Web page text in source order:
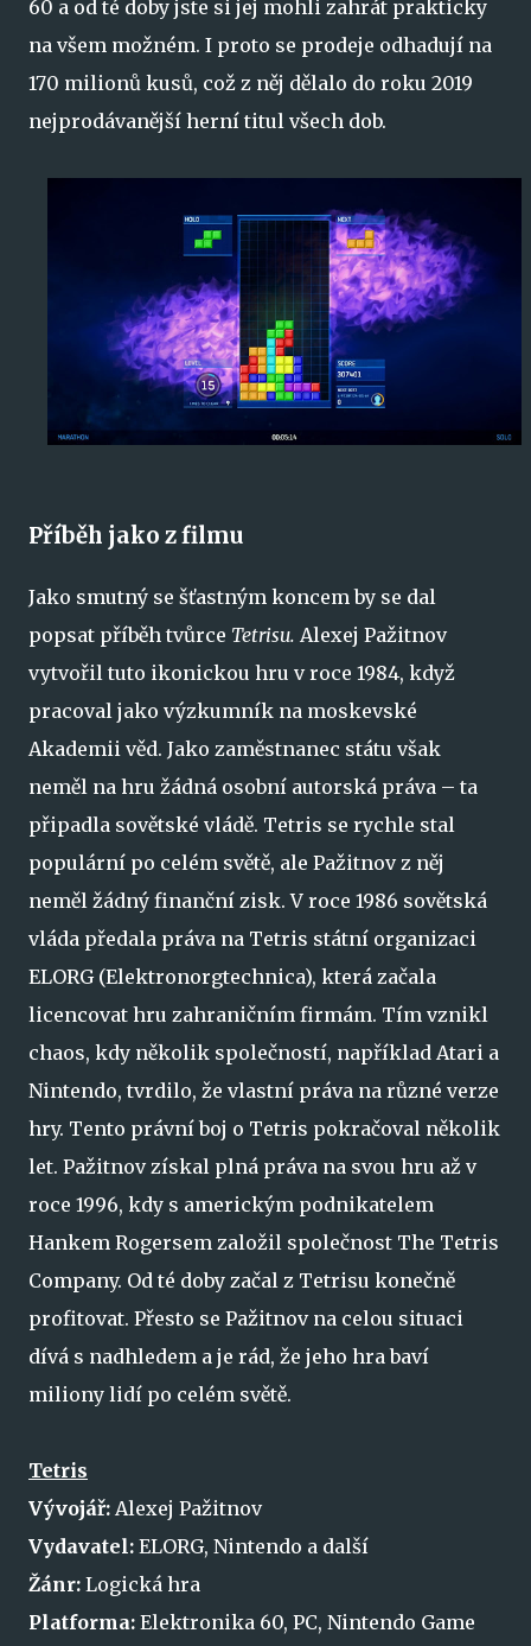
60 a od té doby jste si jej mohli zahrát prakticky
na všem možném. I proto se prodeje odhadují na
170 milionů kusů, což z něj dělalo do roku 2019
nejprodávanější herní titul všech dob.
Příběh jako z filmu
Jako smutný se šťastným koncem by se dal
popsat příběh tvůrce Tetrisu. Alexej Pažitnov
vytvořil tuto ikonickou hru v roce 1984, když
pracoval jako výzkumník na moskevské
Akademii věd. Jako zaměstnanec státu však
neměl na hru žádná osobní autorská práva – ta
připadla sovětské vládě. Tetris se rychle stal
populární po celém světě, ale Pažitnov z něj
neměl žádný finanční zisk. V roce 1986 sovětská
vláda předala práva na Tetris státní organizaci
ELORG (Elektronorgtechnica), která začala
licencovat hru zahraničním firmám. Tím vznikl
chaos, kdy několik společností, například Atari a
Nintendo, tvrdilo, že vlastní práva na různé verze
hry. Tento právní boj o Tetris pokračoval několik
let. Pažitnov získal plná práva na svou hru až v
roce 1996, kdy s americkým podnikatelem
Hankem Rogersem založil společnost The Tetris
Company. Od té doby začal z Tetrisu konečně
profitovat. Přesto se Pažitnov na celou situaci
dívá s nadhledem a je rád, že jeho hra baví
miliony lidí po celém světě.
Tetris
Vývojář: Alexej Pažitnov
Vydavatel: ELORG, Nintendo a další
Žánr: Logická hra
Platforma: Elektronika 60, PC, Nintendo Game